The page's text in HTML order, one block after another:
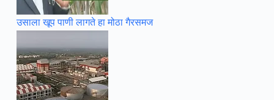
उसाला खूप पाणी लागते हा मोठा गैरसमज